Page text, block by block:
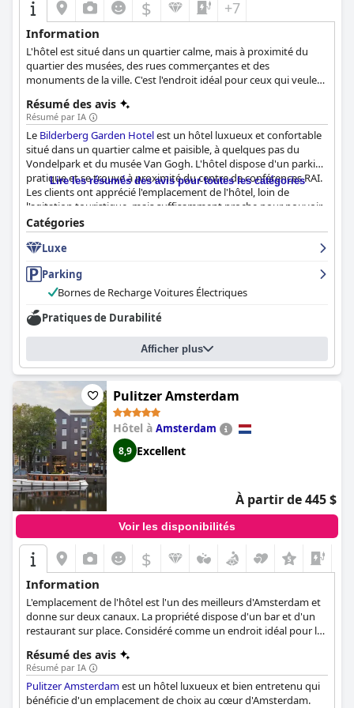
$ +7
Information
L'hôtel est situé dans un quartier calme, mais à proximité du
quartier des musées, des rues commerçantes et des
monuments de la ville. C'est l'endroit idéal pour ceux qui veulent
d'affaires. Les 124 chambres sont dotées d'équipements
modernes.
Résumé des avis
Résumé par IA
Le Bilderberg Garden Hotelest un hôtel luxueux et confortable
situé dans un quartier calme et paisible, à quelques pas du
Vondelpark et du musée Van Gogh. L'hôtel dispose d'un parking
pratique et se trouve à proximité du centre de conférences RAI.
Les clients ont apprécié l'emplacement de l'hôtel, loin de
l'agitation touristique, mais suffisamment proche pour pouvoir
visiter la ville. Le petit déjeuner est un véritable point fort pour
les clients, beaucoup le décrivant comme excellent, fantastique
ou parfait. Les chambres de l'hôtel sont spacieuses, confortables
et propres, bien que certains clients les aient trouvées désuètes
et ayant besoin d'être rénovées. Le personnel est aimable,
efficace et serviable, avec quelques plaintes mineures
pratique, bien que certains clients aient trouvé les places de
parking un peu étroites et chères. Les lits sont d'excellente
qualité et très confortables, offrant une excellente nuit de
sommeil. Dans l'ensemble, leBilderberg Garden Hoteloffre aux
clients une expérience haut de gamme qui vaut la peine d'être
prise en compte lors de la planification d'une visite à
Amsterdam.
Lire les résumés des avis pour toutes les catégories
Catégories
Luxe
Parking
Bornes de Recharge Voitures Électriques
Pratiques de Durabilité
Afficher plus
Pulitzer Amsterdam
Hôtel à Amsterdam
8,9 Excellent
À partir de 445 $
Voir les disponibilités
$
Information
L'emplacement de l'hôtel est l'un des meilleurs d'Amsterdam et
donne sur deux canaux. La propriété dispose d'un bar et d'un
restaurant sur place. Considéré comme un endroit idéal pour les
de 25 maisons de canal datant du 17ème et 18ème siècle.
Résumé des avis
Résumé par IA
Pulitzer Amsterdamest un hôtel luxueux et bien entretenu qui
bénéficie d'un emplacement de choix au cœur d'Amsterdam.